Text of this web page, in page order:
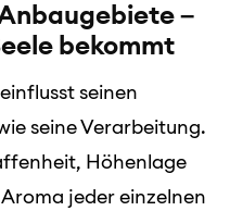
–
bekommt
seinen
seine Verarbeitung.
Höhenlage
jeder einzelnen